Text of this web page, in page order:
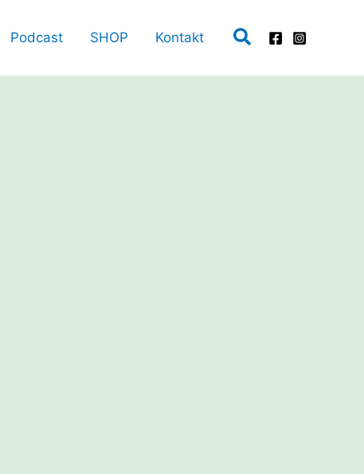
Podcast SHOP Kontakt Suchen